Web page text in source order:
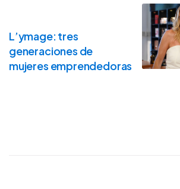
L’ymage: tres
generaciones de
mujeres emprendedoras